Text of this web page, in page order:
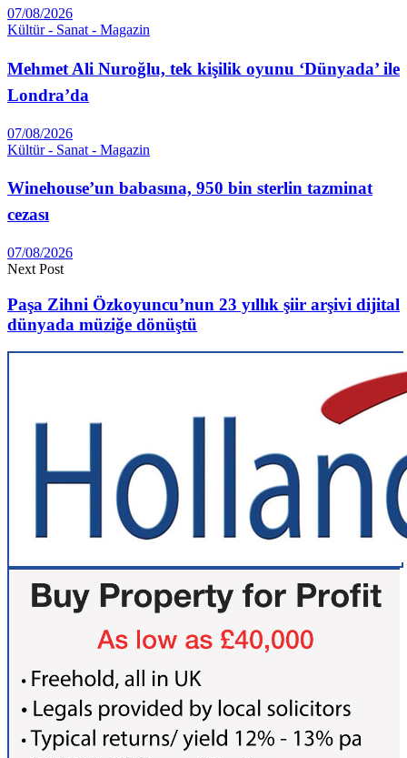
07/08/2026
Kültür - Sanat - Magazin
Mehmet Ali Nuroğlu, tek kişilik oyunu ‘Dünyada’ ile
Londra’da
07/08/2026
Kültür - Sanat - Magazin
Winehouse’un babasına, 950 bin sterlin tazminat
cezası
07/08/2026
Next Post
Paşa Zihni Özkoyuncu’nun 23 yıllık şiir arşivi dijital
dünyada müziğe dönüştü